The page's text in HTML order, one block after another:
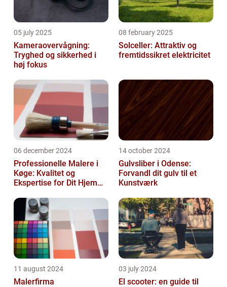
05 july 2025
Kameraovervågning:
Tryghed og sikkerhed i
høj fokus
08 february 2025
Solceller: Attraktiv og
fremtidssikret elektricitet
06 december 2024
Professionelle Malere i
Køge: Kvalitet og
Ekspertise for Dit Hjem
14 october 2024
Gulvsliber i Odense:
Forvandl dit gulv til et
Kunstværk
11 august 2024
Malerfirma
03 july 2024
El scooter: en guide til